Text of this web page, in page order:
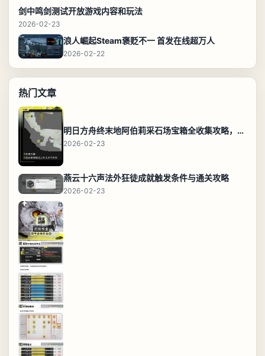
剑中鸣剑测试开放游戏内容和玩法
2026-02-23
浪人崛起Steam褒贬不一 首发在线超万人
2026-02-22
热门文章
明日方舟终末地阿伯莉采石场宝箱全收集攻略，全点位分布图与路线
2026-02-23
燕云十六声法外狂徒成就触发条件与通关攻略
2026-02-23